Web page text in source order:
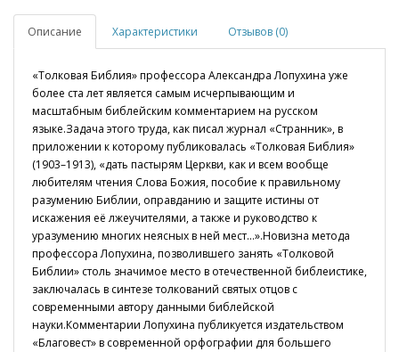
Описание Характеристики Отзывов (0)
«Толковая Библия» профессора Александра Лопухина уже
более ста лет является самым исчерпывающим и
масштабным библейским комментарием на русском
языке.Задача этого труда, как писал журнал «Странник», в
приложении к которому публиковалась «Толковая Библия»
(1903–1913), «дать пастырям Церкви, как и всем вообще
любителям чтения Слова Божия, пособие к правильному
разумению Библии, оправданию и защите истины от
искажения её лжеучителями, а также и руководство к
уразумению многих неясных в ней мест…».Новизна метода
профессора Лопухина, позволившего занять «Толковой
Библии» столь значимое место в отечественной библеистике,
заключалась в синтезе толкований святых отцов с
современными автору данными библейской
науки.Комментарии Лопухина публикуется издательством
«Благовест» в современной орфографии для большего